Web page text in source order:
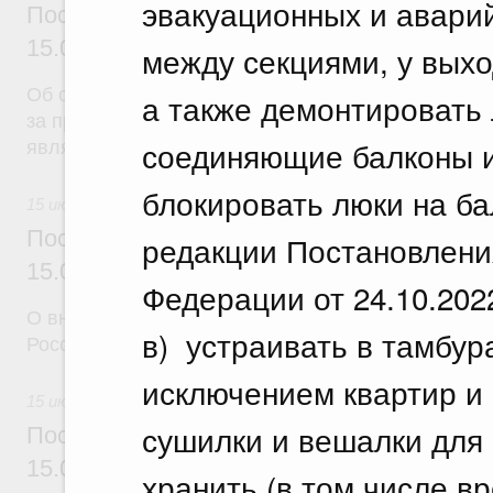
эвакуационных и
между секциями, у
а также
соединяющие балконы
блокировать люки на
редакции
Федерации от
в) устраивать в
исключением квартир
сушилки и вешалки
Постановление Правительства
15.07.2026 г. № 892
за пределы территории Российской Федерации в
являющиеся членами Евразийского
Постановление Правительства
15.07.2026 г. № 894
О внесении изменений в некоторые акты
Российской Федерации
Постановление Правительства
15.07.2026 г. № 895